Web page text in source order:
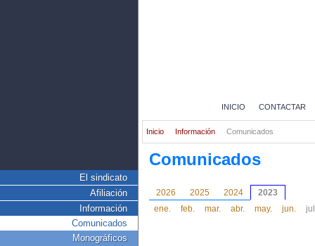
El sindicato
Afiliación
Información
Comunicados
Monográficos
INICIO CONTACTAR
Inicio Información Comunicados
Comunicados
2026 2025 2024
2023
ene.
feb. mar. abr. may. jun.